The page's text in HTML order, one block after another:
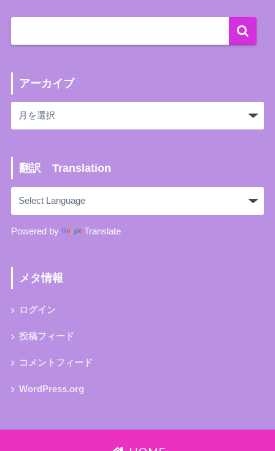
アーカイブ
翻訳 Translation
Powered by Translate
メタ情報
ログイン
投稿フィード
コメントフィード
WordPress.org